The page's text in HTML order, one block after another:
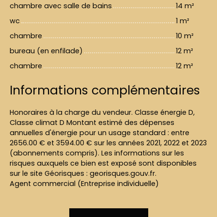
chambre avec salle de bains
14 m²
wc
1 m²
chambre
10 m²
bureau (en enfilade)
12 m²
chambre
12 m²
Informations complémentaires
Honoraires à la charge du vendeur. Classe énergie D,
Classe climat D Montant estimé des dépenses
annuelles d'énergie pour un usage standard : entre
2656.00 € et 3594.00 € sur les années 2021, 2022 et 2023
(abonnements compris). Les informations sur les
risques auxquels ce bien est exposé sont disponibles
sur le site Géorisques : georisques.gouv.fr.
Agent commercial (Entreprise individuelle)